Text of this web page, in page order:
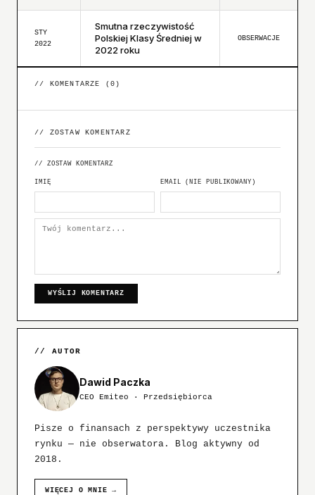
STY
2022
Smutna rzeczywistość
Polskiej Klasy Średniej w
2022 roku
OBSERWACJE
// KOMENTARZE ( 0 )
// ZOSTAW KOMENTARZ
// ZOSTAW KOMENTARZ
IMIĘ EMAIL (NIE PUBLIKOWANY)
WYŚLIJ KOMENTARZ
// AUTOR
Dawid Paczka
CEO Emiteo · Przedsiębiorca
Pisze o finansach z perspektywy uczestnika
rynku — nie obserwatora. Blog aktywny od
2018.
WIĘCEJ O MNIE →